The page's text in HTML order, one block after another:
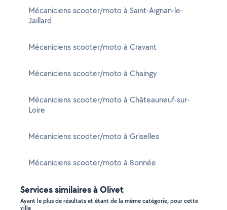
Mécaniciens scooter/moto à Saint-Aignan-le-
Jaillard
Mécaniciens scooter/moto à Cravant
Mécaniciens scooter/moto à Chaingy
Mécaniciens scooter/moto à Châteauneuf-sur-
Loire
Mécaniciens scooter/moto à Griselles
Mécaniciens scooter/moto à Bonnée
Services similaires à Olivet
Ayant le plus de résultats et étant de la même catégorie, pour cette
ville